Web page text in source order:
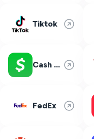
Tiktok
Cash App
FedEx